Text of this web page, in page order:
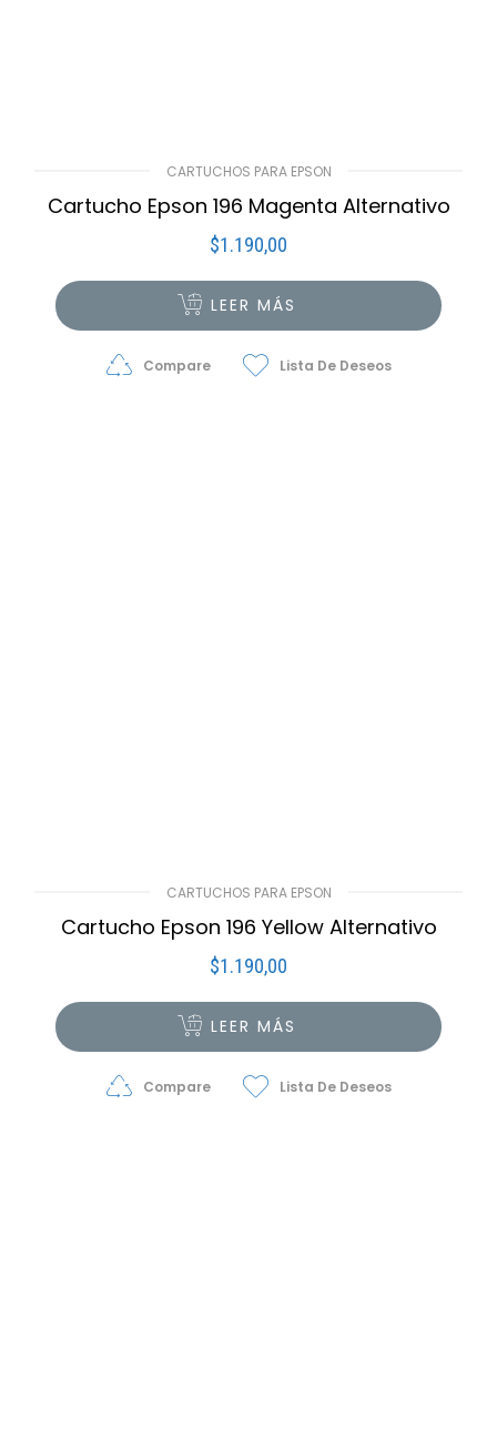
CARTUCHOS PARA EPSON
Cartucho Epson 196 Magenta Alternativo
$1.190,00
LEER MÁS
Compare Lista De Deseos
CARTUCHOS PARA EPSON
Cartucho Epson 196 Yellow Alternativo
$1.190,00
LEER MÁS
Compare Lista De Deseos